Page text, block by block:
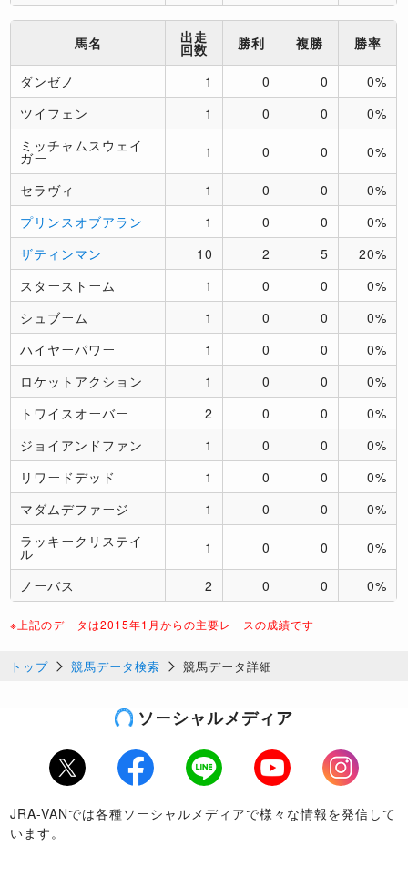
馬名 出走
回数 勝利 複勝 勝率
ダンゼノ 1 0 0
0%
ツイフェン
1 0 0
0%
ミッチャムスウェイ
ガー 1 0 0 0%
セラヴィ 1 0 0
0%
プリンスオブアラン
1 0 0
0%
ザティンマン
10 2 5
20%
スターストーム
1 0 0
0%
シュブーム
1 0 0
0%
ハイヤーパワー
1 0 0
0%
ロケットアクション
1 0 0
0%
トワイスオーバー
2 0 0
0%
ジョイアンドファン
1 0 0
0%
リワードデッド
1 0 0
0%
マダムデファージ
1 0 0
0%
ラッキークリステイ
ル 1 0 0 0%
ノーバス 2 0 0 0%
※上記のデータは2015年1月からの主要レースの成績です
トップ 競馬データ検索 競馬データ詳細
ソーシャルメディア
Twitter Facebook LINE Youtube
Instagram
JRA-VANでは各種ソーシャルメディアで様々な情報を発信して
います。